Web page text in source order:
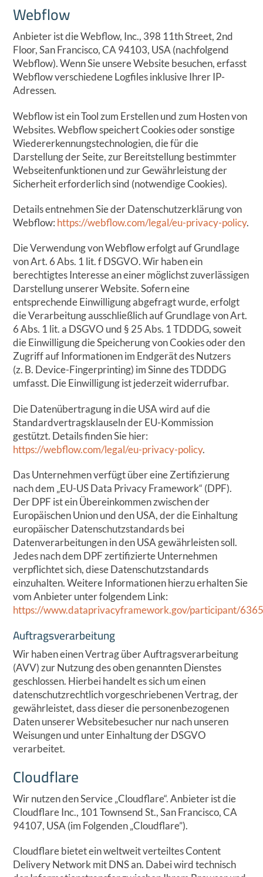
Webflow
Anbieter ist die Webflow, Inc., 398 11th Street, 2nd
Floor, San Francisco, CA 94103, USA (nachfolgend
Webflow). Wenn Sie unsere Website besuchen, erfasst
Webflow verschiedene Logfiles inklusive Ihrer IP-
Adressen.
Webflow ist ein Tool zum Erstellen und zum Hosten von
Websites. Webflow speichert Cookies oder sonstige
Wiedererkennungstechnologien, die für die
Darstellung der Seite, zur Bereitstellung bestimmter
Webseitenfunktionen und zur Gewährleistung der
Sicherheit erforderlich sind (notwendige Cookies).
Details entnehmen Sie der Datenschutzerklärung von
Webflow: https://webflow.com/legal/eu-privacy-policy.
Die Verwendung von Webflow erfolgt auf Grundlage
von Art. 6 Abs. 1 lit. f DSGVO. Wir haben ein
berechtigtes Interesse an einer möglichst zuverlässigen
Darstellung unserer Website. Sofern eine
entsprechende Einwilligung abgefragt wurde, erfolgt
die Verarbeitung ausschließlich auf Grundlage von Art.
6 Abs. 1 lit. a DSGVO und § 25 Abs. 1 TDDDG, soweit
die Einwilligung die Speicherung von Cookies oder den
Zugriff auf Informationen im Endgerät des Nutzers
(z. B. Device-Fingerprinting) im Sinne des TDDDG
umfasst. Die Einwilligung ist jederzeit widerrufbar.
Die Datenübertragung in die USA wird auf die
Standardvertragsklauseln der EU-Kommission
gestützt. Details finden Sie hier:
https://webflow.com/legal/eu-privacy-policy.
Das Unternehmen verfügt über eine Zertifizierung
nach dem „EU-US Data Privacy Framework“ (DPF).
Der DPF ist ein Übereinkommen zwischen der
Europäischen Union und den USA, der die Einhaltung
europäischer Datenschutzstandards bei
Datenverarbeitungen in den USA gewährleisten soll.
Jedes nach dem DPF zertifizierte Unternehmen
verpflichtet sich, diese Datenschutzstandards
einzuhalten. Weitere Informationen hierzu erhalten Sie
vom Anbieter unter folgendem Link:
https://www.dataprivacyframework.gov/participant/
Auftragsverarbeitung
Wir haben einen Vertrag über Auftragsverarbeitung
(AVV) zur Nutzung des oben genannten Dienstes
geschlossen. Hierbei handelt es sich um einen
datenschutzrechtlich vorgeschriebenen Vertrag, der
gewährleistet, dass dieser die personenbezogenen
Daten unserer Websitebesucher nur nach unseren
Weisungen und unter Einhaltung der DSGVO
verarbeitet.
Cloudflare
Wir nutzen den Service „Cloudflare“. Anbieter ist die
Cloudflare Inc., 101 Townsend St., San Francisco, CA
94107, USA (im Folgenden „Cloudflare”).
Cloudflare bietet ein weltweit verteiltes Content
Delivery Network mit DNS an. Dabei wird technisch